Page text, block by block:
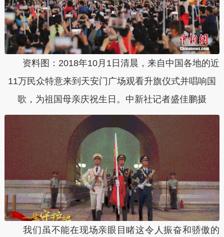
资料图：2018年10月1日清晨，来自中国各地的近
11万民众特意来到天安门广场观看升旗仪式并唱响国
歌，为祖国母亲庆祝生日。中新社记者盛佳鹏摄
我们虽不能在现场亲眼目睹这令人振奋和骄傲的